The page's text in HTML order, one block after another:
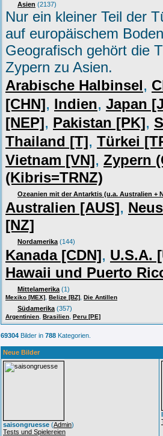
Asien (2137)
Nur ein kleiner Teil der
auf europäischem
Geografisch gehört die
Zypern zu Asien.
Arabische Halbinsel,
[CHN], Indien, Japan
[NEP], Pakistan [PK],
Thailand [T], Türkei
Vietnam [VN], Zypern
(Kibris=TRNZ)
Ozeanien mit der Antarktis (u.a. Australien +
Australien [AUS],
[NZ]
Nordamerika (144)
Kanada [CDN], U.S.A.
Hawaii und Puerto
Mittelamerika (1)
Mexiko [MEX] Belize [BZ] Die Antillen
Südamerika (357)
Argentinien Brasilien Peru [PE]
69304 Bilder in 788 Kategorien.
Neue Bilder
saisongruesse (Admin)
Tests und Spielereien